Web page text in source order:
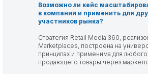
Возможно ли кейс
в компании и применить для
участников рынка?
Стратегия Retail Media 360,
Marketplaces, построена на
принципах и применима для
продающего товары через